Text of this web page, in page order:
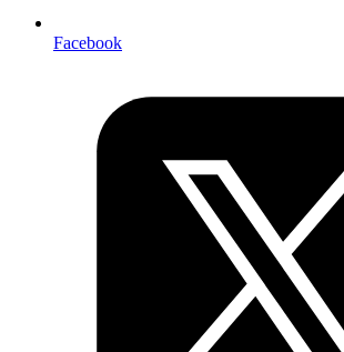
Facebook